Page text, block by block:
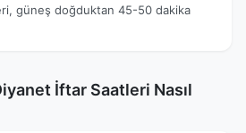
güneş doğduktan 45-50 dakika
İftar Saatleri Nasıl